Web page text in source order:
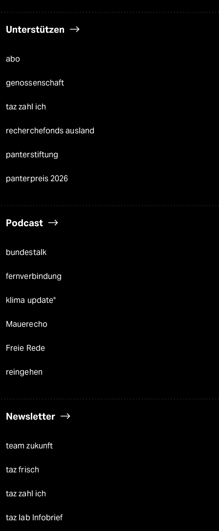
Unterstützen
abo
genossenschaft
taz zahl ich
recherchefonds ausland
panterstiftung
panterpreis 2026
Podcast
bundestalk
fernverbindung
klima update°
Mauerecho
Freie Rede
reingehen
Newsletter
team zukunft
taz frisch
taz zahl ich
taz lab Infobrief